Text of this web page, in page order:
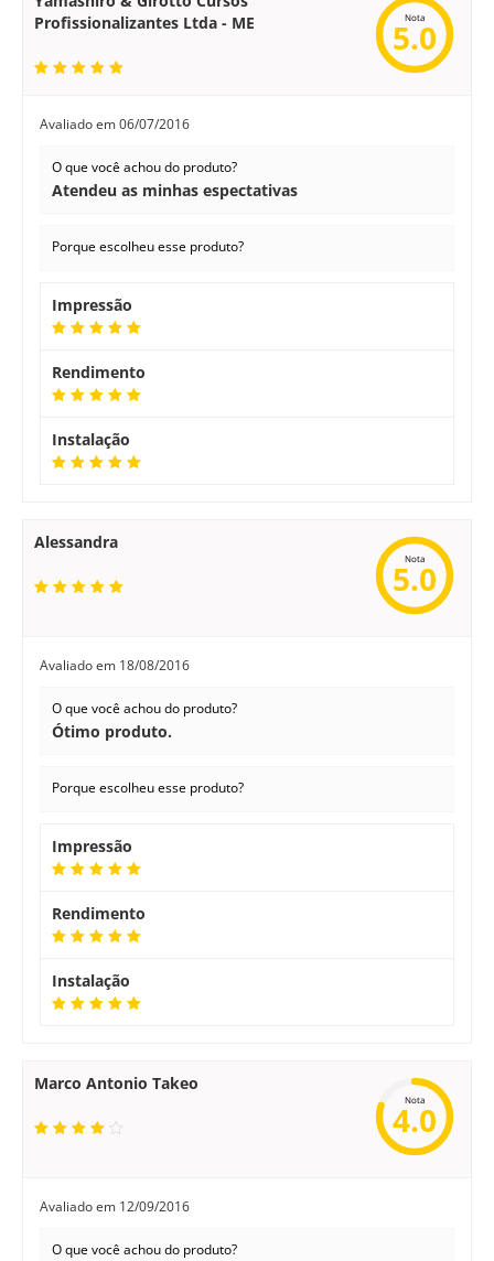
Profissionalizantes Ltda - ME
Nota
5.0
Avaliado em06/07/2016
O que você achou do produto?
Atendeu as minhas espectativas
Porque escolheu esse produto?
Impressão
Rendimento
Instalação
Alessandra
Nota
5.0
Avaliado em 18/08/2016
O que você achou do produto?
Ótimo produto.
Porque escolheu esse produto?
Impressão
Rendimento
Instalação
Marco Antonio Takeo
Nota
4.0
Avaliado em 12/09/2016
O que você achou do produto?